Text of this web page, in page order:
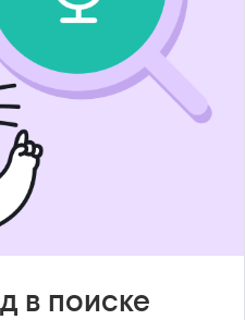
в поиске